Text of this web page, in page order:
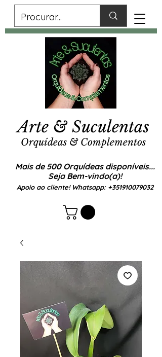
Mais de 500 Orquídeas disponíveis...
Seja Bem-vindo(a)!
Apoio ao cliente! Whatsapp: +351910079032
Arte & Suculentas
Orquídeas & Complementos